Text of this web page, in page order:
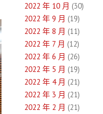
2022 年 10 月 (30)
2022 年 9 月 (19)
2022 年 8 月 (11)
2022 年 7 月 (12)
2022 年 6 月 (26)
2022 年 5 月 (19)
2022 年 4 月 (21)
2022 年 3 月 (21)
2022 年 2 月 (21)